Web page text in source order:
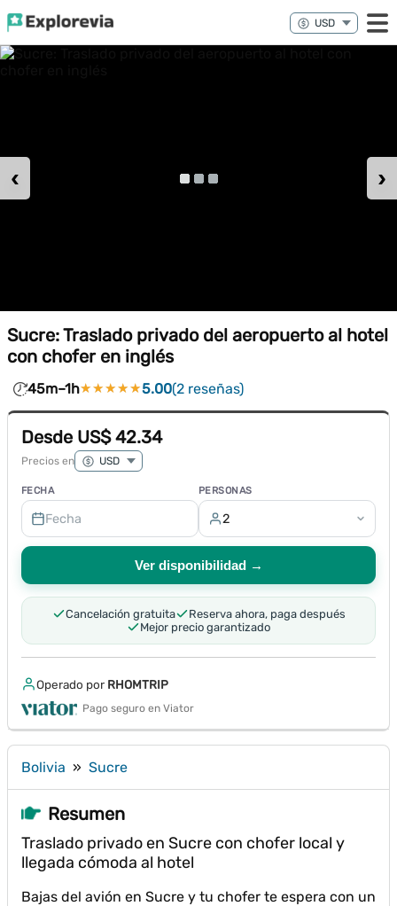
‹ ›
Sucre: Traslado privado del aeropuerto al hotel
con chofer en inglés
45m–1h★★★★★
★★★★★5.00(2 reseñas)
Desde US$ 42.34
Precios en
FECHA
Fecha
PERSONAS
2
Ver disponibilidad →
Cancelación gratuita
Reserva ahora, paga después
Mejor precio garantizado
Operado por RHOMTRIP
Pago seguro en Viator
Bolivia » Sucre
Resumen
Traslado privado en Sucre con chofer local y
llegada cómoda al hotel
Bajas del avión en Sucre y tu chofer te espera con un